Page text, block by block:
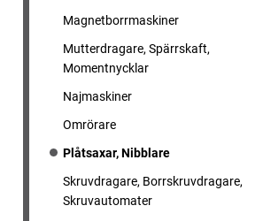
Magnetborrmaskiner
Mutterdragare, Spärrskaft,
Momentnycklar
Najmaskiner
Omrörare
Plåtsaxar, Nibblare
Skruvdragare, Borrskruvdragare,
Skruvautomater